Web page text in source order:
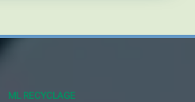
ML RECYCLAGE